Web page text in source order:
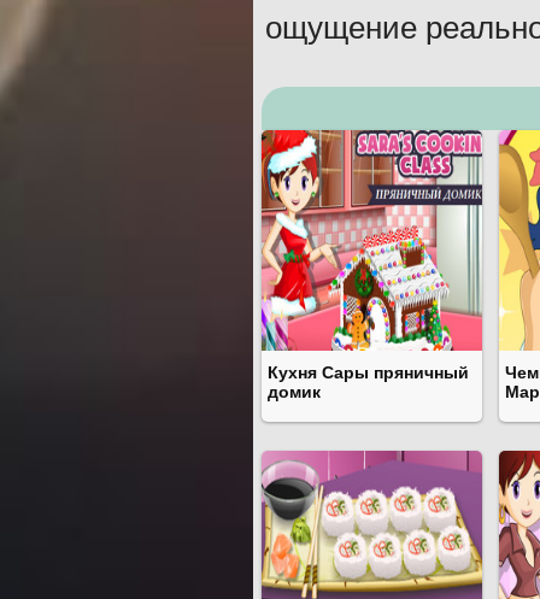
ощущение
Кухня Сары пряничный
домик